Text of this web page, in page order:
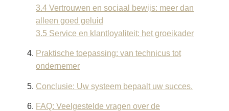
3.4 Vertrouwen en sociaal bewijs: meer dan
alleen goed geluid
3.5 Service en klantloyaliteit: het groeikader
Praktische toepassing: van technicus tot
ondernemer
Conclusie: Uw systeem bepaalt uw succes.
FAQ: Veelgestelde vragen over de